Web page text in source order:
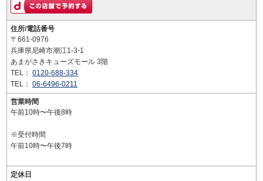
住所/電話番号
〒661-0976
兵庫県尼崎市潮江1-3-1
あまがさきキューズモール 3階
TEL： 0120-688-334
TEL： 06-6496-0211
営業時間
午前10時〜午後8時
※受付時間
午前10時〜午後7時
定休日